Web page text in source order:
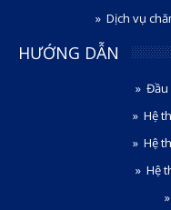
Dịch vụ
HƯỚNG DẪN
Đầu
Hệ
Hệ
Hệ